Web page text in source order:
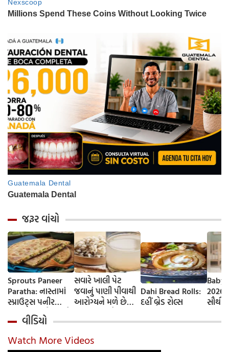
જરૂર વાંચો
Sprouts Paneer
Paratha: નાસ્તામાં
સ્પ્રાઉટ્સ પનીર
પરાઠા બનાવો, તમને
પ્રોટીનનો ડબલ ડોઝ
મળશે
સવારે ખાલી પેટ
જવાનું પાણી પીવાથી
આરોગ્યને મળે છે
જાણીએ તેના ફાયદા
અને ઉપયોગ કરવાની
યોગ્ય રીત
Dahi Bread Rolls:
દહીં બ્રેડ રોલ્સ
Baby
વીડિયો
Watch More Videos